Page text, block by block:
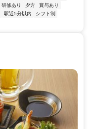
研修あり 夕方
賞与あり
駅近5分以内
シフト制